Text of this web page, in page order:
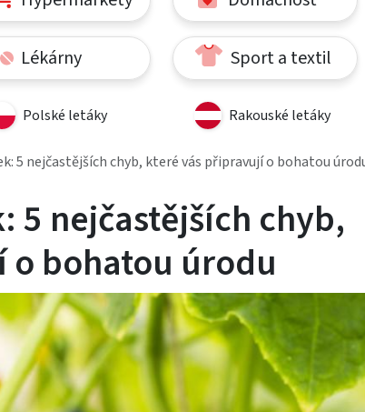
Lékárny Sport a textil
Polské letáky Rakouské letáky
5 nejčastějších chyb, které vás připravují o bohatou
5 nejčastějších chyb,
bohatou úrodu